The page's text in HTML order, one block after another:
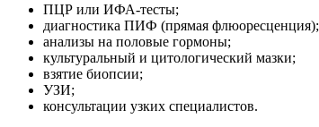
ПЦР или ИФА-тесты;
диагностика ПИФ (прямая флюоресценция);
анализы на половые гормоны;
культуральный и цитологический мазки;
взятие биопсии;
УЗИ;
консультации узких специалистов.